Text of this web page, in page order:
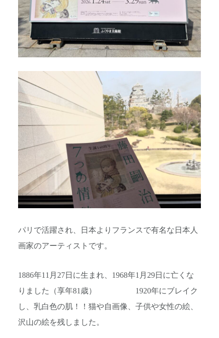
パリで活躍され、日本よりフランスで有名な日本人
画家のアーティストです。
1886年11月27日に生まれ、1968年1月29日に亡くな
りました（享年81歳） 1920年にブレイク
し、乳白色の肌！！猫や自画像、子供や女性の絵、
沢山の絵を残しました。